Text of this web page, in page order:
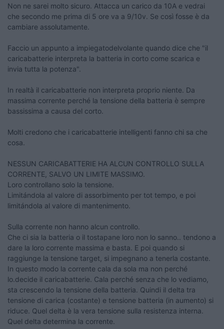
Non ne sarei molto sicuro. Attacca un carico da 10A e vedrai
che secondo me prima di 5 ore va a 9/10v. Se così fosse è da
cambiare assolutamente.
Faccio un appunto a impiegatodelvolante quando dice che "il
caricabatterie interpreta la batteria in corto come scarica e
invia tutta la potenza".
In realtà il caricabatterie non interpreta proprio niente. Da
massima corrente perché la tensione della batteria è sempre
bassissima a causa del corto.
Molti credono che i caricabatterie intelligenti fanno chi sa che
cosa.
NESSUN CARICABATTERIE HA ALCUN CONTROLLO SULLA
CORRENTE, SALVO UN LIMITE MASSIMO.
Loro controllano solo la tensione.
Limitándola al valore di assorbimento per tot tempo, e poi
limitándola al valore di mantenimento.
Sulla corrente non hanno alcun controllo.
Che ci sia la batteria o il tostapane loro non lo sanno.. tendono a
dare la loro corrente massima e basta. E poi quando si
raggiunge la tensione target, si impegnano a tenerla costante.
In questo modo la corrente cala da sola ma non perché
lo.decide il caricabatterie. Cala perché senza che lo vediamo,
sta crescendo la tensione della batteria. Quindi il delta tra
tensione di carica (costante) e tensione batteria (in aumento) si
riduce. Quel delta è la vera tensione sulla resistenza interna.
Quel delta determina la corrente.